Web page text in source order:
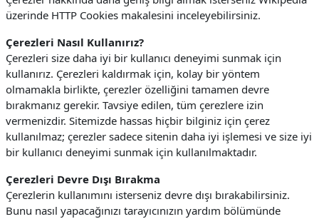
üzerinde HTTP Cookies makalesini inceleyebilirsiniz.
Çerezleri Nasıl Kullanırız?
Çerezleri size daha iyi bir kullanıcı deneyimi sunmak için
kullanırız. Çerezleri kaldırmak için, kolay bir yöntem
olmamakla birlikte, çerezler özelliğini tamamen devre
bırakmanız gerekir. Tavsiye edilen, tüm çerezlere izin
vermenizdir. Sitemizde hassas hiçbir bilginiz için çerez
kullanılmaz; çerezler sadece sitenin daha iyi işlemesi ve size iyi
bir kullanıcı deneyimi sunmak için kullanılmaktadır.
Çerezleri Devre Dışı Bırakma
Çerezlerin kullanımını isterseniz devre dışı bırakabilirsiniz.
Bunu nasıl yapacağınızı tarayıcınızın yardım bölümünde